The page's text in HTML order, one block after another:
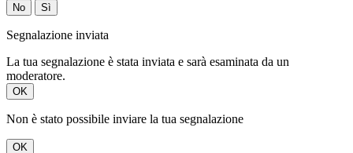
No Sì
Segnalazione inviata
La tua segnalazione è stata inviata e sarà esaminata da un
moderatore.
OK
Non è stato possibile inviare la tua segnalazione
OK